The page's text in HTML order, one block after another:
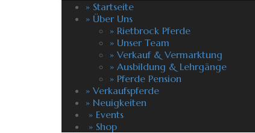
» Startseite
» Über Uns
» Rietbrock Pferde
» Unser Team
» Verkauf & Vermarktung
» Ausbildung & Lehrgänge
» Pferde Pension
» Verkaufspferde
» Neuigkeiten
» Events
» Shop